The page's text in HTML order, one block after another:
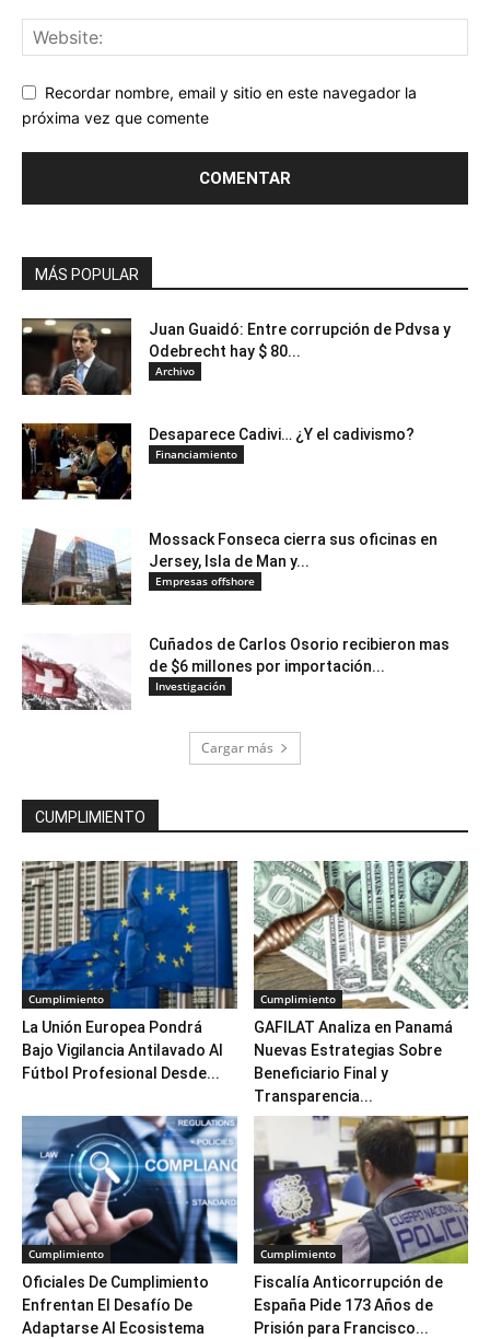
Recordar nombre, email y sitio en este navegador la
próxima vez que comente
MÁS POPULAR
Juan Guaidó: Entre corrupción de Pdvsa y
Odebrecht hay $ 80...
Archivo
Desaparece Cadivi… ¿Y el cadivismo?
Financiamiento
Mossack Fonseca cierra sus oficinas en
Jersey, Isla de Man y...
Empresas offshore
Cuñados de Carlos Osorio recibieron mas
de $6 millones por importación...
Investigación
Cargar más
CUMPLIMIENTO
Cumplimiento
La Unión Europea Pondrá
Bajo Vigilancia Antilavado Al
Fútbol Profesional Desde...
Cumplimiento
GAFILAT Analiza en Panamá
Nuevas Estrategias Sobre
Beneficiario Final y
Transparencia...
Cumplimiento
Oficiales De Cumplimiento
Enfrentan El Desafío De
Adaptarse Al Ecosistema
Cumplimiento
Fiscalía Anticorrupción de
España Pide 173 Años de
Prisión para Francisco...